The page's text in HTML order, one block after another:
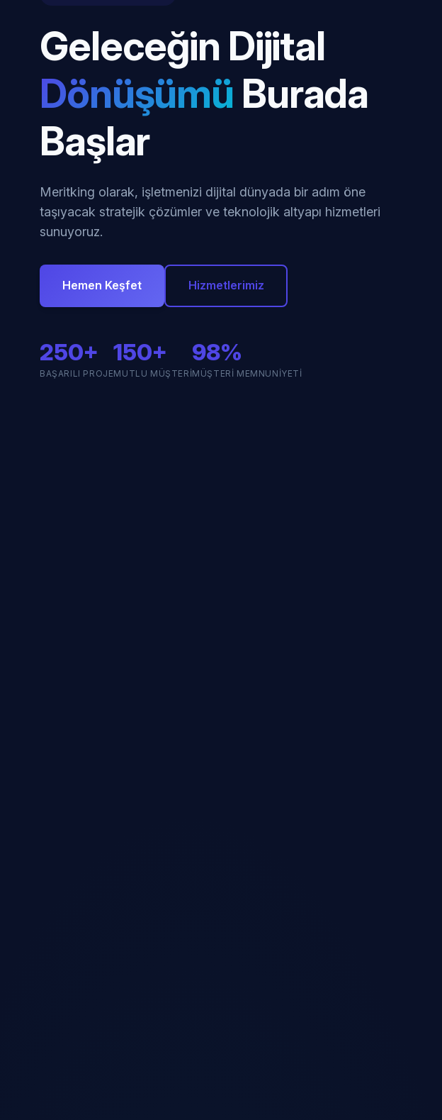
Geleceğin Dijital
Dönüşümü Burada
Başlar
Meritking olarak, işletmenizi dijital dünyada bir adım öne
taşıyacak stratejik çözümler ve teknolojik altyapı hizmetleri
sunuyoruz.
Hemen Keşfet Hizmetlerimiz
250+
BAŞARILI PROJE
150+
MUTLU MÜŞTERI
98%
MÜŞTERI MEMNUNIYETI